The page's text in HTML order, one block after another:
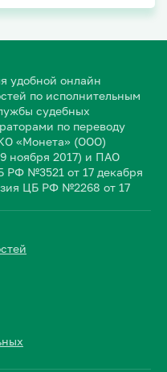
удобной онлайн
по исполнительным
судебных
по переводу
«Монета» (ООО)
ноября 2017) и ПАО
РФ №3521 от 17 декабря
ЦБ РФ №2268 от 17